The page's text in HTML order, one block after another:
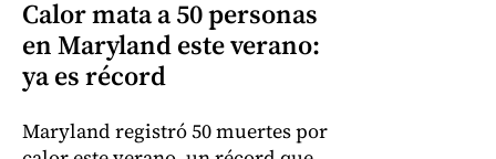
Calor mata a 50 personas
en Maryland este verano:
ya es récord
Maryland registró 50 muertes por